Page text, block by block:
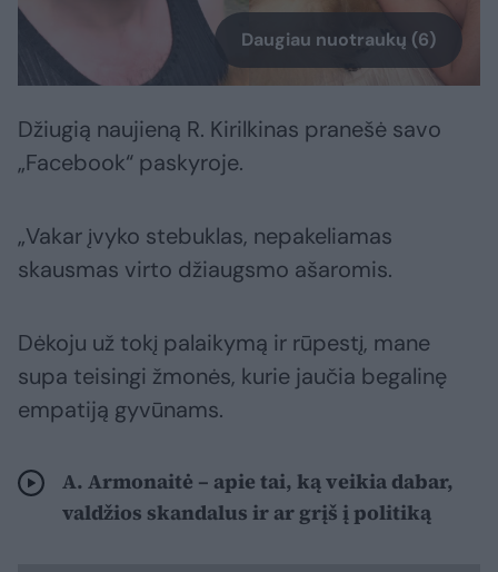
Daugiau nuotraukų (6)
Džiugią naujieną R. Kirilkinas pranešė savo
„Facebook“ paskyroje.
„Vakar įvyko stebuklas, nepakeliamas
skausmas virto džiaugsmo ašaromis.
Dėkoju už tokį palaikymą ir rūpestį, mane
supa teisingi žmonės, kurie jaučia begalinę
empatiją gyvūnams.
A. Armonaitė – apie tai, ką veikia dabar,
valdžios skandalus ir ar grįš į politiką